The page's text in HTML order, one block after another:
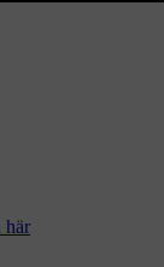
här